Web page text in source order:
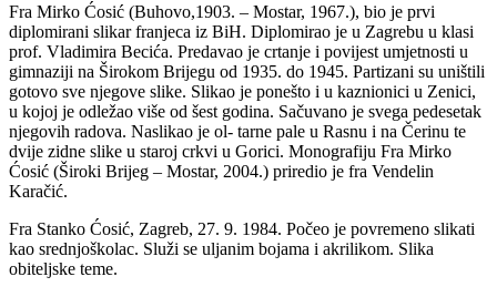
Fra Mirko Ćosić (Buhovo,1903. – Mostar, 1967.), bio je prvi
diplomirani slikar franjeca iz BiH. Diplomirao je u Zagrebu u klasi
prof. Vladimira Becića. Predavao je crtanje i povijest umjetnosti u
gimnaziji na Širokom Brijegu od 1935. do 1945. Partizani su uništili
gotovo sve njegove slike. Slikao je ponešto i u kaznionici u Zenici,
u kojoj je odležao više od šest godina. Sačuvano je svega pedesetak
njegovih radova. Naslikao je ol- tarne pale u Rasnu i na Čerinu te
dvije zidne slike u staroj crkvi u Gorici. Monografiju Fra Mirko
Ćosić (Široki Brijeg – Mostar, 2004.) priredio je fra Vendelin
Karačić.
Fra Stanko Ćosić, Zagreb, 27. 9. 1984. Počeo je povremeno slikati
kao srednjoškolac. Služi se uljanim bojama i akrilikom. Slika
obiteljske teme.